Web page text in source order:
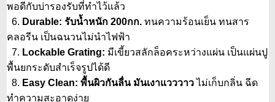
พอดีกับบ่ารองรับที่ทำไว้แล้ว
6. Durable: รับน้ำหนัก 200กก. ทนความร้อนเย็น ทนสาร
คลอรีน เป็นฉนวนไม่นำไฟฟ้า
7. Lockable Grating: มีเขี้ยวสลักล็อคระหว่างแผ่น เป็นแผ่นปู
พื้นยกระดับสำเร็จรูปได้ดี
8. Easy Clean: พื้นผิวกันลื่น มันเงาแวววาวไม่เก็บกลิ่น ฉีด
ทำความสะอาดง่าย